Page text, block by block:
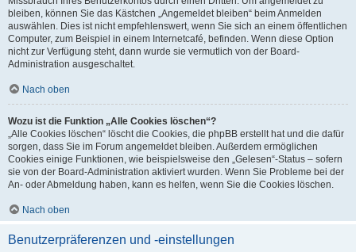
bleiben, können Sie das Kästchen „Angemeldet bleiben“ beim Anmelden
auswählen. Dies ist nicht empfehlenswert, wenn Sie sich an einem öffentlichen
Computer, zum Beispiel in einem Internetcafé, befinden. Wenn diese Option
nicht zur Verfügung steht, dann wurde sie vermutlich von der Board-
Administration ausgeschaltet.
Nach oben
Wozu ist die Funktion „Alle Cookies löschen“?
„Alle Cookies löschen“ löscht die Cookies, die phpBB erstellt hat und die dafür
sorgen, dass Sie im Forum angemeldet bleiben. Außerdem ermöglichen
Cookies einige Funktionen, wie beispielsweise den „Gelesen“-Status – sofern
sie von der Board-Administration aktiviert wurden. Wenn Sie Probleme bei der
An- oder Abmeldung haben, kann es helfen, wenn Sie die Cookies löschen.
Nach oben
Benutzerpräferenzen und -einstellungen